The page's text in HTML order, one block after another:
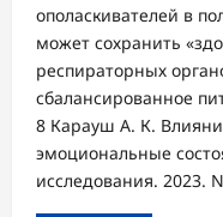
ополаскивателей в
может сохранить
респираторных
сбалансированное
8 Карауш А. К.
эмоциональные
исследования. 2023.